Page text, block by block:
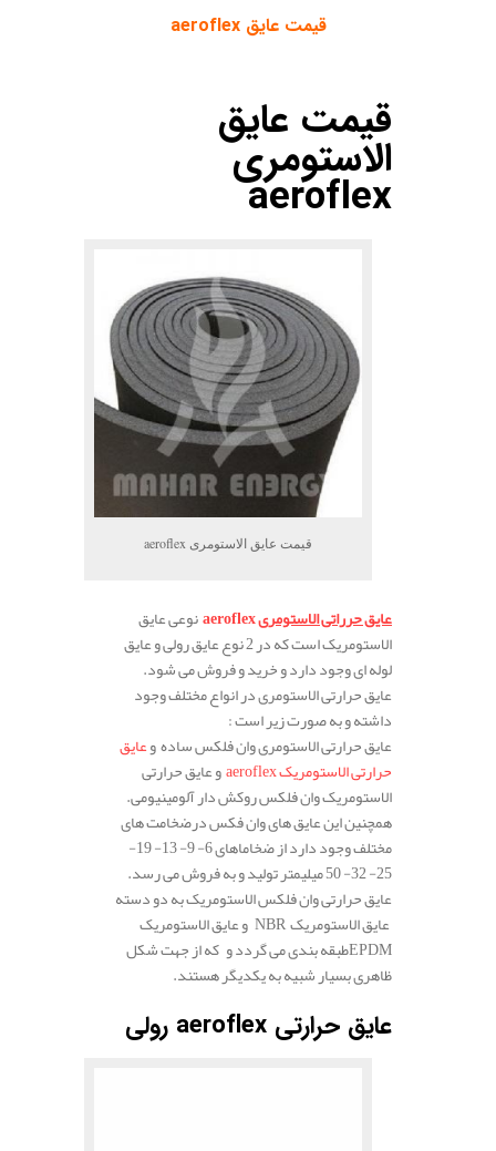
قیمت عایق aeroflex
قیمت عایق
الاستومری
aeroflex
قیمت عایق الاستومری aeroflex
عایق حرراتی الاستومری
نوعی عایق
الاستومریک است که در 2 نوع عایق رولی و عایق
لوله ­ای وجود دارد و خرید و فروش می شود.
عایق حرارتی الاستومری در انواع مختلف وجود
داشته و به صورت زیر است :
عایق حرارتی الاستومری وان فلکس ساده وعایق
حرارتی الاستومریک aeroflex
و عایق حرارتی
الاستومریک وان فلکس روکش­ دار آلومینیومی.
همچنین این عایق های وان فکس درضخامت­ های
مختلف وجود دارد از ضخاماهای 6- 9- 13- 19-
25- 32- 50 میلی­متر تولید و به فروش می رسد.
عایق حرارتی وان فلکس الاستومریک به دو دسته
و عایق الاستومریک
EPDMطبقه بندی می گردد و که از جهت شکل
ظاهری بسیار شبیه به یکدیگر هستند.
عایق حرارتی aeroflex رولی